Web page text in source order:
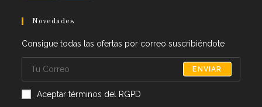
Novedades
Consigue todas las ofertas por correo suscribiéndote
ENVIAR
Aceptar términos del RGPD